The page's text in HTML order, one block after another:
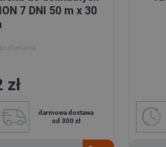
7 DNI 50 m x 30
zł
darmowa dostawa
od 300 zł